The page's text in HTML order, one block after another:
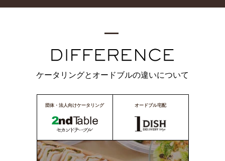
ケータリングとオードブルの違いについて
団体・法人向けケータリング オードブル宅配